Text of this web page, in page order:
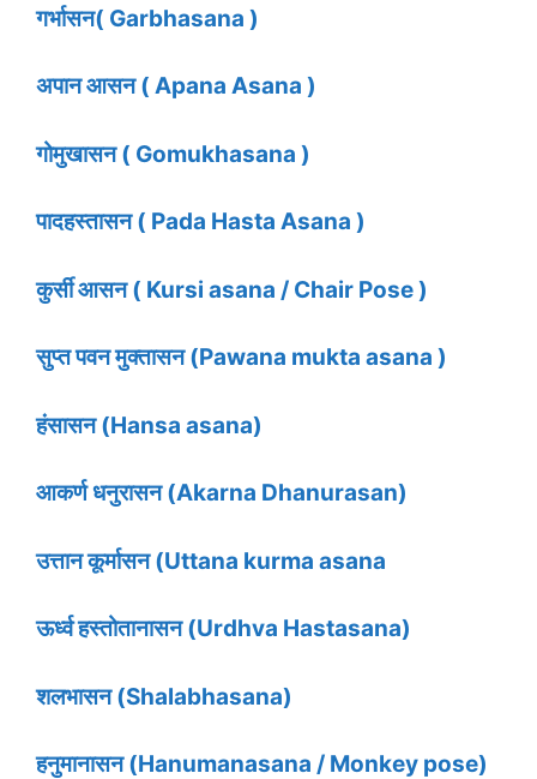
गर्भासन( Garbhasana )
अपान आसन ( Apana Asana )
गोमुखासन ( Gomukhasana )
पादहस्तासन ( Pada Hasta Asana )
कुर्सी आसन ( Kursi asana / Chair Pose )
सुप्त पवन मुक्तासन (Pawana mukta asana )
हंसासन (Hansa asana)
आकर्ण धनुरासन (Akarna Dhanurasan)
उत्तान कूर्मासन (Uttana kurma asana
ऊर्ध्व हस्तोतानासन (Urdhva Hastasana)
शलभासन (Shalabhasana)
हनुमानासन (Hanumanasana / Monkey pose)